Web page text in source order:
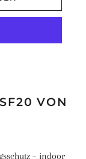
VON
– indoor